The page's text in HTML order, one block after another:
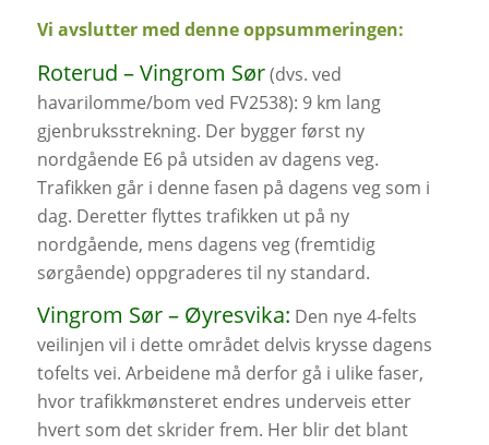
Vi avslutter med denne oppsummeringen:
Roterud – Vingrom Sør(dvs. ved
havarilomme/bom ved FV2538): 9 km lang
gjenbruksstrekning. Der bygger først ny
nordgående E6 på utsiden av dagens veg.
Trafikken går i denne fasen på dagens veg som i
dag. Deretter flyttes trafikken ut på ny
nordgående, mens dagens veg (fremtidig
sørgående) oppgraderes til ny standard.
Vingrom Sør – Øyresvika: Den nye 4-felts
veilinjen vil i dette området delvis krysse dagens
tofelts vei. Arbeidene må derfor gå i ulike faser,
hvor trafikkmønsteret endres underveis etter
hvert som det skrider frem. Her blir det blant